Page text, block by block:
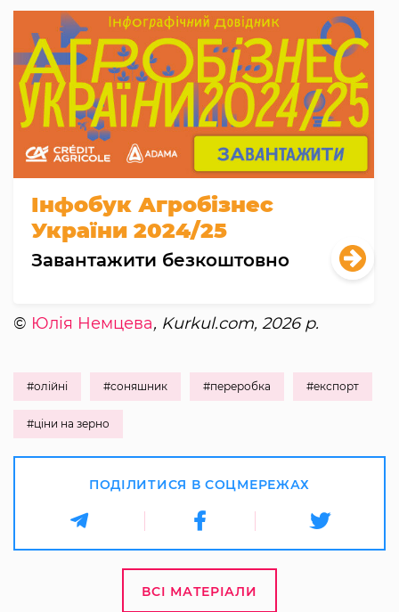
Інфобук Агробізнес
України 2024/25
Завантажити безкоштовно
© Юлія Немцева, Kurkul.com, 2026 р.
#олійні #соняшник #переробка #експорт
#ціни на зерно
ПОДІЛИТИСЯ В СОЦМЕРЕЖАХ
ВСІ МАТЕРІАЛИ